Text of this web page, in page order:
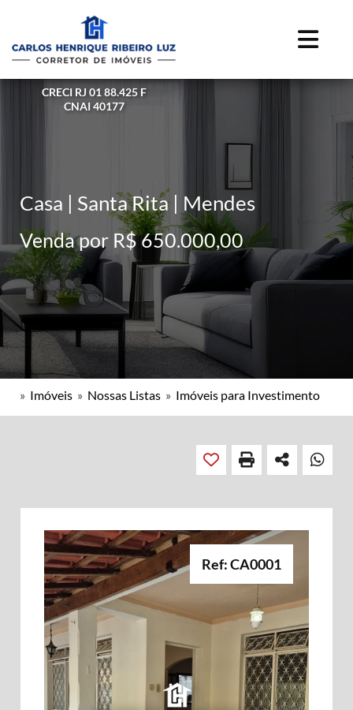
CRECI RJ 01 88.425 F
CNAI 40177
Casa | Santa Rita | Mendes
Venda por R$ 650.000,00
» Imóveis » Nossas Listas » Imóveis para Investimento
Ref: CA0001